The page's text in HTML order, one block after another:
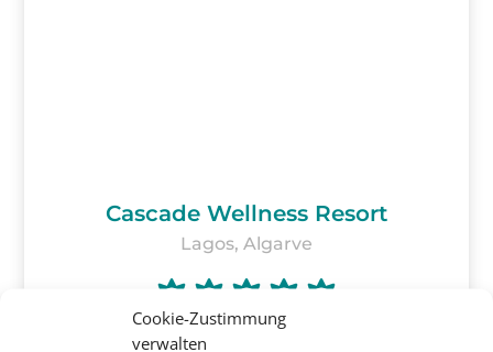
Cookie-Zustimmung
verwalten
Cascade Wellness Resort
Lagos, Algarve